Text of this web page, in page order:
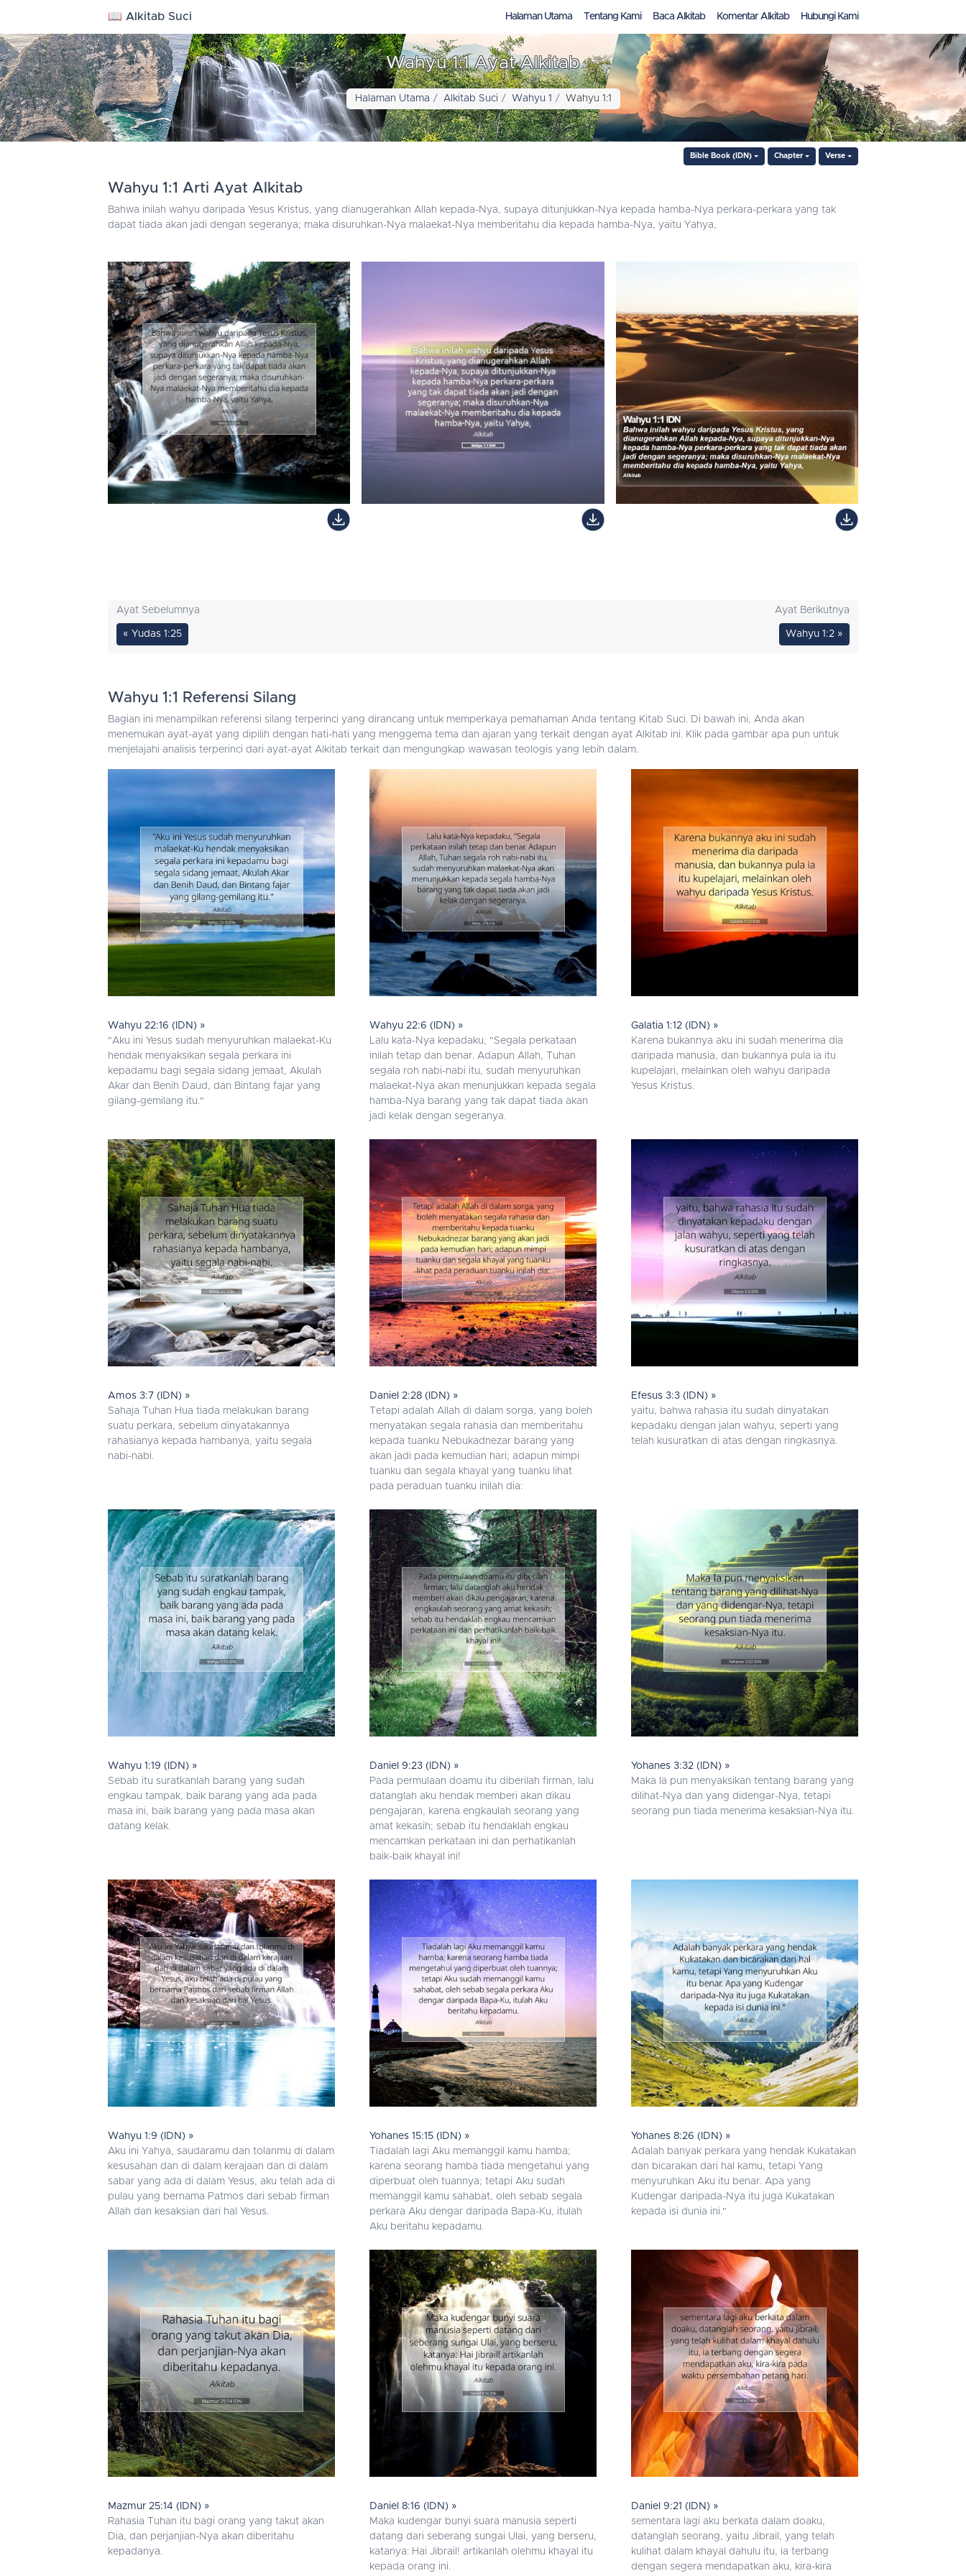
📖 Alkitab Suci Halaman Utama Tentang Kami Baca Alkitab Komentar Alkitab Hubungi Kami
Wahyu 1:1 Ayat Alkitab
Halaman Utama Alkitab Suci Wahyu 1 Wahyu 1:1
Bible Book (IDN) Chapter Verse
Wahyu 1:1 Arti Ayat Alkitab
Bahwa inilah wahyu daripada Yesus Kristus, yang dianugerahkan Allah kepada-Nya, supaya ditunjukkan-Nya kepada hamba-Nya perkara-perkara yang tak
dapat tiada akan jadi dengan segeranya; maka disuruhkan-Nya malaekat-Nya memberitahu dia kepada hamba-Nya, yaitu Yahya,
Ayat Sebelumnya
« Yudas 1:25
Ayat Berikutnya
Wahyu 1:2 »
Wahyu 1:1 Referensi Silang
Bagian ini menampilkan referensi silang terperinci yang dirancang untuk memperkaya pemahaman Anda tentang Kitab Suci. Di bawah ini, Anda akan
menemukan ayat-ayat yang dipilih dengan hati-hati yang menggema tema dan ajaran yang terkait dengan ayat Alkitab ini. Klik pada gambar apa pun untuk
menjelajahi analisis terperinci dari ayat-ayat Alkitab terkait dan mengungkap wawasan teologis yang lebih dalam.
Wahyu 22:16 (IDN) »
"Aku ini Yesus sudah menyuruhkan malaekat-Ku
hendak menyaksikan segala perkara ini
kepadamu bagi segala sidang jemaat, Akulah
Akar dan Benih Daud, dan Bintang fajar yang
gilang-gemilang itu."
Wahyu 22:6 (IDN) »
Lalu kata-Nya kepadaku, "Segala perkataan
inilah tetap dan benar. Adapun Allah, Tuhan
segala roh nabi-nabi itu, sudah menyuruhkan
malaekat-Nya akan menunjukkan kepada segala
hamba-Nya barang yang tak dapat tiada akan
jadi kelak dengan segeranya.
Galatia 1:12 (IDN) »
Karena bukannya aku ini sudah menerima dia
daripada manusia, dan bukannya pula ia itu
kupelajari, melainkan oleh wahyu daripada
Yesus Kristus.
Amos 3:7 (IDN) »
Sahaja Tuhan Hua tiada melakukan barang
suatu perkara, sebelum dinyatakannya
rahasianya kepada hambanya, yaitu segala
nabi-nabi.
Daniel 2:28 (IDN) »
Tetapi adalah Allah di dalam sorga, yang boleh
menyatakan segala rahasia dan memberitahu
kepada tuanku Nebukadnezar barang yang
akan jadi pada kemudian hari; adapun mimpi
tuanku dan segala khayal yang tuanku lihat
pada peraduan tuanku inilah dia:
Efesus 3:3 (IDN) »
yaitu, bahwa rahasia itu sudah dinyatakan
kepadaku dengan jalan wahyu, seperti yang
telah kusuratkan di atas dengan ringkasnya.
Wahyu 1:19 (IDN) »
Sebab itu suratkanlah barang yang sudah
engkau tampak, baik barang yang ada pada
masa ini, baik barang yang pada masa akan
datang kelak.
Daniel 9:23 (IDN) »
Pada permulaan doamu itu diberilah firman, lalu
datanglah aku hendak memberi akan dikau
pengajaran, karena engkaulah seorang yang
amat kekasih; sebab itu hendaklah engkau
mencamkan perkataan ini dan perhatikanlah
baik-baik khayal ini!
Yohanes 3:32 (IDN) »
Maka Ia pun menyaksikan tentang barang yang
dilihat-Nya dan yang didengar-Nya, tetapi
seorang pun tiada menerima kesaksian-Nya itu.
Wahyu 1:9 (IDN) »
Aku ini Yahya, saudaramu dan tolanmu di dalam
kesusahan dan di dalam kerajaan dan di dalam
sabar yang ada di dalam Yesus, aku telah ada di
pulau yang bernama Patmos dari sebab firman
Allah dan kesaksian dari hal Yesus.
Yohanes 15:15 (IDN) »
Tiadalah lagi Aku memanggil kamu hamba;
karena seorang hamba tiada mengetahui yang
diperbuat oleh tuannya; tetapi Aku sudah
memanggil kamu sahabat, oleh sebab segala
perkara Aku dengar daripada Bapa-Ku, itulah
Aku beritahu kepadamu.
Yohanes 8:26 (IDN) »
Adalah banyak perkara yang hendak Kukatakan
dan bicarakan dari hal kamu, tetapi Yang
menyuruhkan Aku itu benar. Apa yang
Kudengar daripada-Nya itu juga Kukatakan
kepada isi dunia ini."
Mazmur 25:14 (IDN) »
Rahasia Tuhan itu bagi orang yang takut akan
Dia, dan perjanjian-Nya akan diberitahu
kepadanya.
Daniel 8:16 (IDN) »
Maka kudengar bunyi suara manusia seperti
datang dari seberang sungai Ulai, yang berseru,
katanya: Hai Jibrail! artikanlah olehmu khayal itu
kepada orang ini.
Daniel 9:21 (IDN) »
sementara lagi aku berkata dalam doaku,
datanglah seorang, yaitu Jibrail, yang telah
kulihat dalam khayal dahulu itu, ia terbang
dengan segera mendapatkan aku, kira-kira